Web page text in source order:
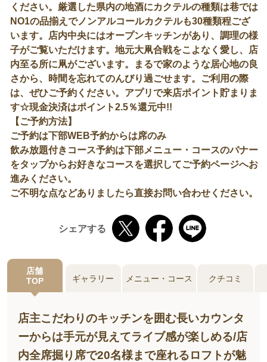
ください。厳選した県内の地酒にカクテルの種類は巷では
NO1の品揃えでノンアルコールカクテルも30種類程ござ
います。店内中央にはオープンキッチンがあり、調理の様
子がご覧いただけます。地元大凧合戦をこよなく愛し、店
内至る所に凧がございます。まるで家のような居心地の良
さから、時間を忘れてのんびり過ごせます。ご利用の際
は、ぜひご予約ください。アプリで来店ポイント貯まりま
す☆現金決済はポイント2.5％還元中!!
【ご予約方法】
ご予約は下部WEB予約からは席のみ
飲み放題付きコース予約は下部メニュー・コースのバナー
をタップからお好きなコースを選択してご予約ページへお
進みください。
ご不明な点などありましたら直接お問い合わせください。
シェアする
店舗
TOP
ギャラリー メニュー・コース クチコミ
店主こだわりのキッチンを囲む長いカウンタ
ーからは手元が見えてライブ感が楽しめる/店
内全席掘り席で20名様まで座れるロフトが魅